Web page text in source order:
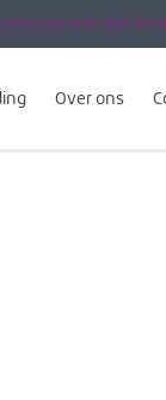
hier wat dat
Over ons